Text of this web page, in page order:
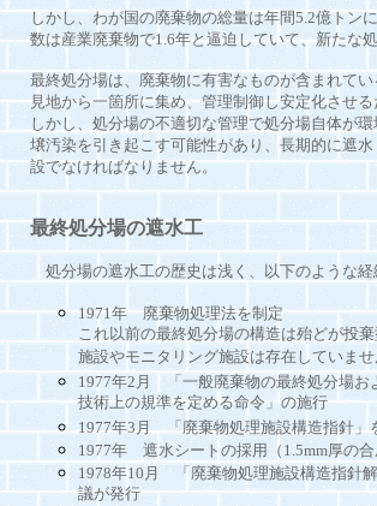
しかし、わが国の廃棄物の総量は年間5.2億トン
数は産業廃棄物で1.6年と逼迫していて、新たな
最終処分場は、廃棄物に有害なものが含まれて
見地から一箇所に集め、管理制御し安定化させる
しかし、処分場の不適切な管理で処分場自体が
壌汚染を引き起こす可能性があり、長期的に遮
設でなければなりません。
最終処分場の遮水工
処分場の遮水工の歴史は浅く、以下のような経
1971年 廃棄物処理法を制定
これ以前の最終処分場の構造は殆どが投
施設やモニタリング施設は存在していませ
1977年2月 「一般廃棄物の最終処分場お
技術上の規準を定める命令」の施行
1977年3月 「廃棄物処理施設構造指針」
1977年 遮水シートの採用（1.5mm厚の合
1978年10月 「廃棄物処理施設構造指針
議が発行